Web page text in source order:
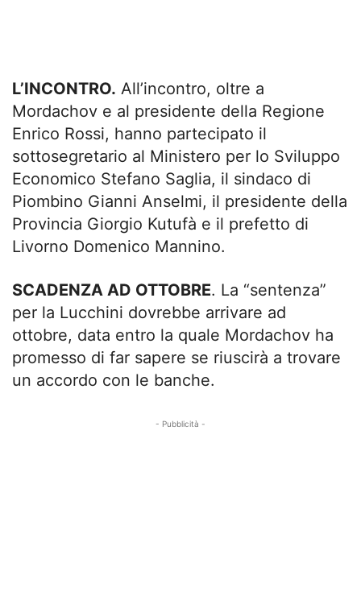
L’INCONTRO. All’incontro, oltre a
Mordachov e al presidente della Regione
Enrico Rossi, hanno partecipato il
sottosegretario al Ministero per lo Sviluppo
Economico Stefano Saglia, il sindaco di
Piombino Gianni Anselmi, il presidente della
Provincia Giorgio Kutufà e il prefetto di
Livorno Domenico Mannino.
SCADENZA AD OTTOBRE. La “sentenza”
per la Lucchini dovrebbe arrivare ad
ottobre, data entro la quale Mordachov ha
promesso di far sapere se riuscirà a trovare
un accordo con le banche.
- Pubblicità -